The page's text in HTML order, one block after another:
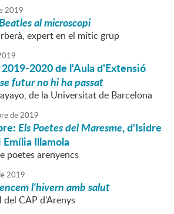
2019
al microscopi
expert en el mític grup
2020 de l'Aula d'Extensió
futur no hi ha passat
de la Universitat de Barcelona
de2019
Els Poetes del Maresme, d'Isidre
Emília Illamola
poetes arenyencs
2019
l'hivern amb salut
del CAP d'Arenys